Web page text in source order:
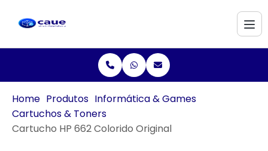
Home Produtos Informática & Games
Cartuchos & Toners
Cartucho HP 662 Colorido Original